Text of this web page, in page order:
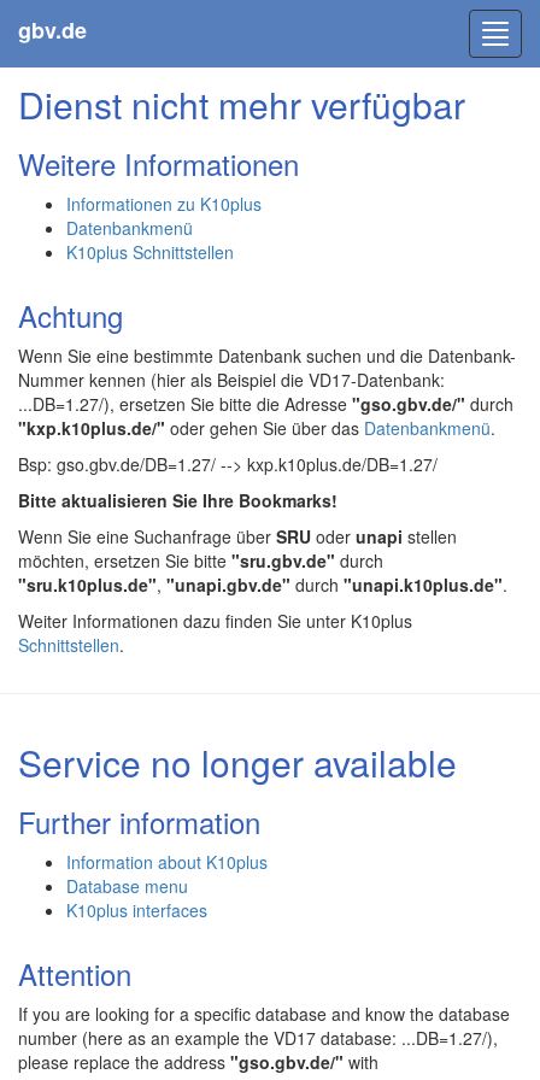
gbv.de
Dienst nicht mehr verfügbar
Weitere Informationen
Informationen zu K10plus
Datenbankmenü
K10plus Schnittstellen
Achtung
Wenn Sie eine bestimmte Datenbank suchen und die Datenbank-
Nummer kennen (hier als Beispiel die VD17-Datenbank:
...DB=1.27/), ersetzen Sie bitte die Adresse "gso.gbv.de/" durch
"kxp.k10plus.de/" oder gehen Sie über das Datenbankmenü.
Bsp: gso.gbv.de/DB=1.27/ --> kxp.k10plus.de/DB=1.27/
Bitte aktualisieren Sie Ihre Bookmarks!
Wenn Sie eine Suchanfrage über SRU oder unapi stellen
möchten, ersetzen Sie bitte "sru.gbv.de" durch
"sru.k10plus.de", "unapi.gbv.de" durch "unapi.k10plus.de".
Weiter Informationen dazu finden Sie unter K10plus
Schnittstellen.
Service no longer available
Further information
Information about K10plus
Database menu
K10plus interfaces
Attention
If you are looking for a specific database and know the database
number (here as an example the VD17 database: ...DB=1.27/),
please replace the address "gso.gbv.de/" with